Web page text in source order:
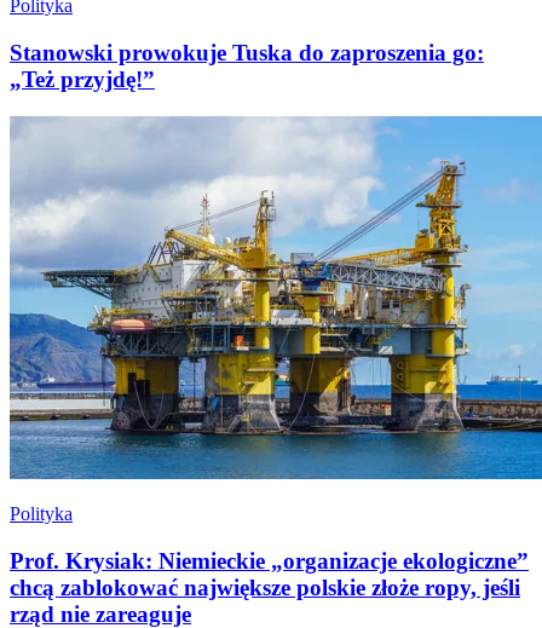
Polityka
Stanowski prowokuje Tuska do zaproszenia go:
„Też przyjdę!”
Polityka
Prof. Krysiak: Niemieckie „organizacje ekologiczne”
chcą zablokować największe polskie złoże ropy, jeśli
rząd nie zareaguje